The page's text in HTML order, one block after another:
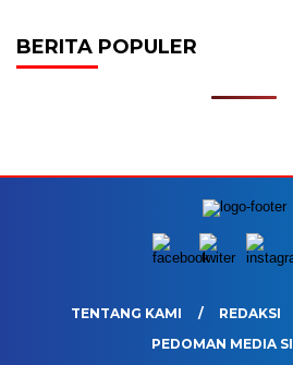
BERITA POPULER
TENTANG KAMI REDAKSI
PEDOMAN MEDIA